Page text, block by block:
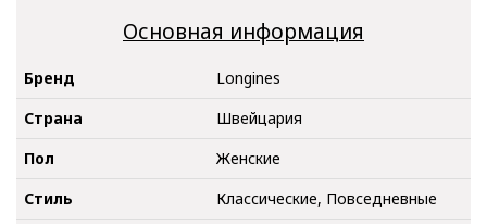
Основная информация
Бренд
Longines
Страна
Швейцария
Пол
Женские
Стиль
Классические, Повседневные